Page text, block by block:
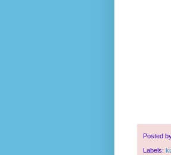
Posted
Labels: